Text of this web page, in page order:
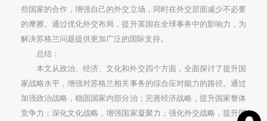
些国家的合作，增强自己的外交立场，同时在外交层面减少不必要
的摩擦。通过优化外交布局，提升英国在全球事务中的影响力，为
解决苏格兰问题提供更加广泛的国际支持。
总结：
本文从政治、经济、文化和外交四个方面，全面探讨了提升国
家战略水平，增强对苏格兰相关事务的综合应对能力的路径。通过
加强政治战略，稳固国家内部分治；完善经济战略，提升国家整体
竞争力；深化文化战略，增强国家凝聚力；强化外交战略，提升国